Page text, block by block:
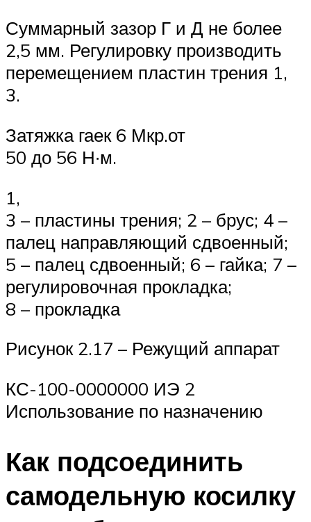
Суммарный зазор Г и Д не более
2,5 мм. Регулировку производить
перемещением пластин трения 1,
3.
Затяжка гаек 6 Мкр.от
50 до 56 Н∙м.
1,
3 – пластины трения; 2 – брус; 4 –
палец направляющий сдвоенный;
5 – палец сдвоенный; 6 – гайка; 7 –
регулировочная прокладка;
8 – прокладка
Рисунок 2.17 – Режущий аппарат
КС-100-0000000 ИЭ 2
Использование по назначению
Как подсоединить
самодельную косилку